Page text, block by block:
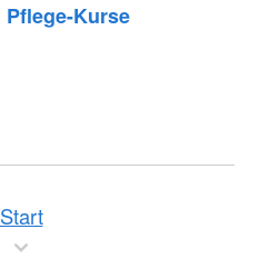
Pflege-Kurse
Start